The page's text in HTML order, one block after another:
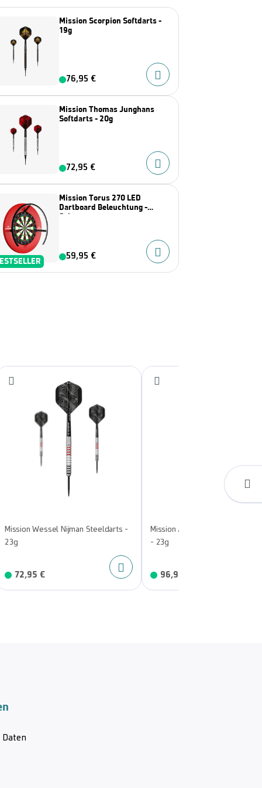
Mission Scorpion Softdarts -
19g
76,95 €
Mission Thomas Junghans
Softdarts - 20g
72,95 €
Mission Torus 270 LED
Dartboard Beleuchtung -
Schwarz
59,95 €
Mission Wessel Nijman Steeldarts -
23g
72,95 €
Mission Aurora Coral PVD
- 23g
96,95 €
Daten